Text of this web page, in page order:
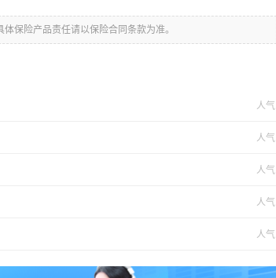
保险产品责任请以保险合同条款为准。
人气
人气
人气
人气
人气